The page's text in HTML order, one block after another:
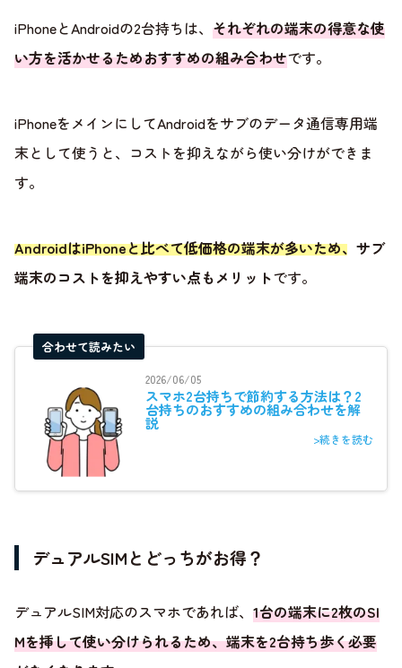
iPhoneとAndroidの2台持ちは、 それぞれの端末の得意な使
い方を活かせるためおすすめの組み合わせです。
iPhoneをメインにしてAndroidをサブのデータ通信専用端
末として使うと、コストを抑えながら使い分けができま
す。
AndroidはiPhoneと比べて低価格の端末が多いため、サブ
端末のコストを抑えやすい点もメリットです。
合わせて読みたい
2026/06/05
スマホ2台持ちで節約する方法は？2
台持ちのおすすめの組み合わせを解
説
>続きを読む
デュアルSIMとどっちがお得？
デュアルSIM対応のスマホであれば、 1台の端末に2枚のSI
Mを挿して使い分けられるため、端末を2台持ち歩く必要